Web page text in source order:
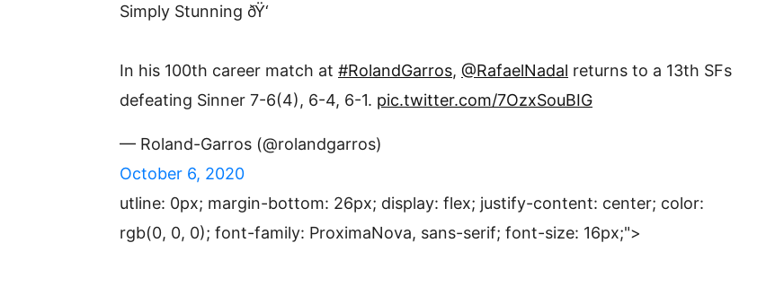
Simply Stunning ðŸ‘
In his 100th career match at #RolandGarros, @RafaelNadal returns to a 13th SFs
defeating Sinner 7-6(4), 6-4, 6-1. pic.twitter.com/7OzxSouBIG
— Roland-Garros (@rolandgarros)
October 6, 2020
utline: 0px; margin-bottom: 26px; display: flex; justify-content: center; color:
rgb(0, 0, 0); font-family: ProximaNova, sans-serif; font-size: 16px;">